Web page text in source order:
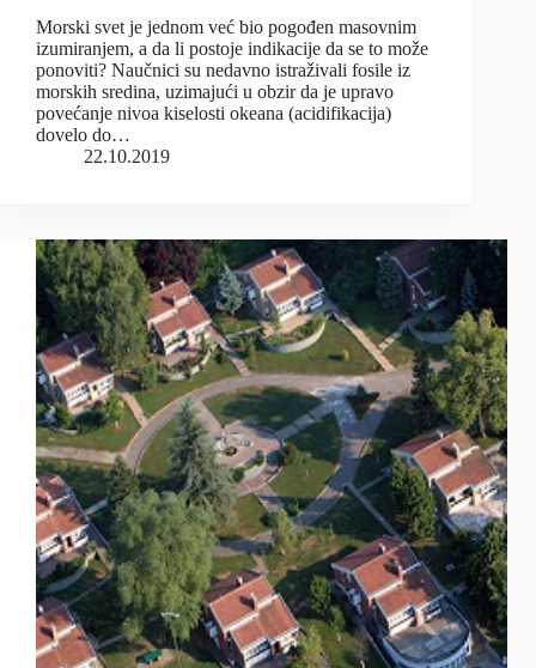
Morski svet je jednom već bio pogođen masovnim
izumiranjem, a da li postoje indikacije da se to može
ponoviti? Naučnici su nedavno istraživali fosile iz
morskih sredina, uzimajući u obzir da je upravo
povećanje nivoa kiselosti okeana (acidifikacija)
dovelo do…
22.10.2019